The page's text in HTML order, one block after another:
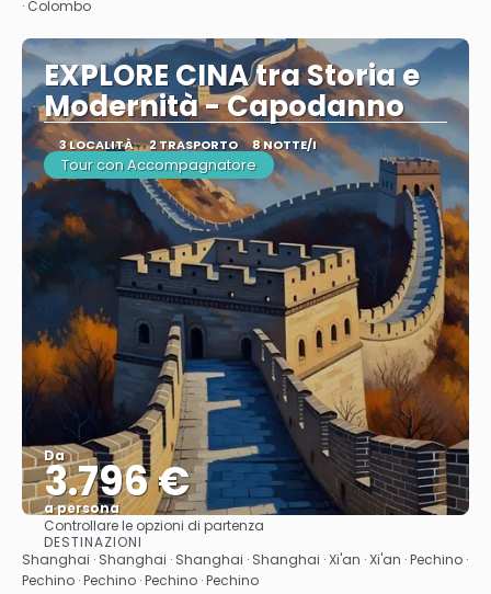
· Colombo
EXPLORE CINA tra Storia e
Modernità - Capodanno
3 LOCALITÀ 2 TRASPORTO 8 NOTTE/I
Tour con Accompagnatore
Da
3.796 €
a persona
Vedere
Controllare le opzioni di partenza
DESTINAZIONI
Shanghai · Shanghai · Shanghai · Shanghai · Xi'an · Xi'an · Pechino ·
Pechino · Pechino · Pechino · Pechino